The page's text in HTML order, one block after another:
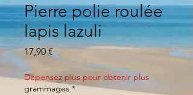
Pierre polie roulée
lapis lazuli
17,90 €Precio
Dépensez plus pour obtenir plus
grammages *